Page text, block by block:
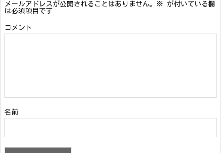
メールアドレスが公開されることはありません。 ※ が付いている欄
は必須項目です
コメント
名前